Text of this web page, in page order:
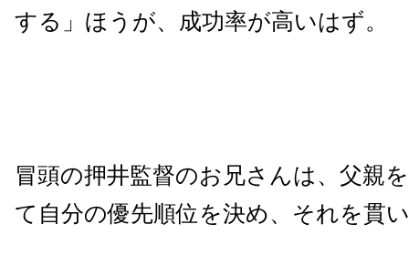
する」ほうが、成功率が高いはず。
冒頭の押井監督のお兄さんは、父親
て自分の優先順位を決め、それを貫